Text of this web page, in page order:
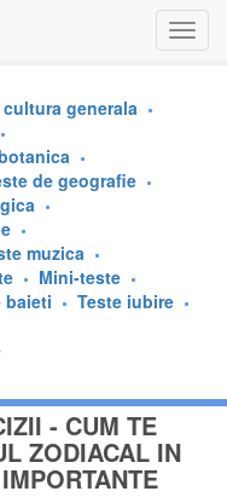
cultura generala
de geografie
muzica
Mini-teste
baieti
Teste iubire
- CUM TE
ZODIACAL IN